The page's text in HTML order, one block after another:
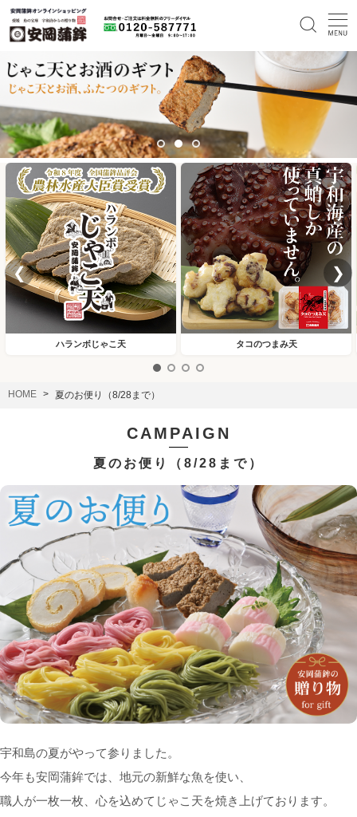
ハランボじゃこ天 タコのつまみ天
❮ ❯
HOME 夏のお便り（8/28まで）
CAMPAIGN
夏のお便り（8/28まで）
宇和島の夏がやって参りました。
今年も安岡蒲鉾では、地元の新鮮な魚を使い、
職人が一枚一枚、心を込めてじゃこ天を焼き上げております。